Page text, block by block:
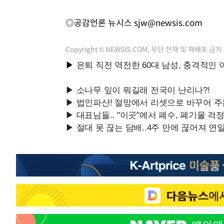
◎공감언론 뉴시스 sjw@newsis.com
Copyright © NEWSIS.COM, 무단 전재 및 재배포 금지